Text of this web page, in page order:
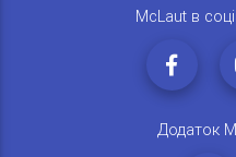
McLaut в
Додаток